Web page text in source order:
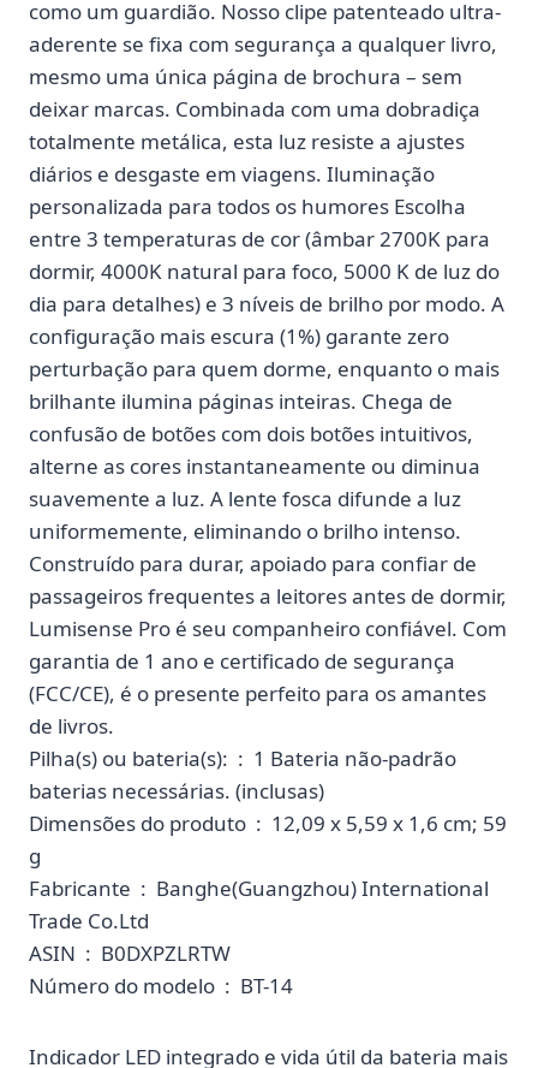
como um guardião. Nosso clipe patenteado ultra-
aderente se fixa com segurança a qualquer livro,
mesmo uma única página de brochura – sem
deixar marcas. Combinada com uma dobradiça
totalmente metálica, esta luz resiste a ajustes
diários e desgaste em viagens. Iluminação
personalizada para todos os humores Escolha
entre 3 temperaturas de cor (âmbar 2700K para
dormir, 4000K natural para foco, 5000 K de luz do
dia para detalhes) e 3 níveis de brilho por modo. A
configuração mais escura (1%) garante zero
perturbação para quem dorme, enquanto o mais
brilhante ilumina páginas inteiras. Chega de
confusão de botões com dois botões intuitivos,
alterne as cores instantaneamente ou diminua
suavemente a luz. A lente fosca difunde a luz
uniformemente, eliminando o brilho intenso.
Construído para durar, apoiado para confiar de
passageiros frequentes a leitores antes de dormir,
Lumisense Pro é seu companheiro confiável. Com
garantia de 1 ano e certificado de segurança
(FCC/CE), é o presente perfeito para os amantes
de livros.
Pilha(s) ou bateria(s): ‏ : ‎ 1 Bateria não-padrão
baterias necessárias. (inclusas)
Dimensões do produto ‏ : ‎ 12,09 x 5,59 x 1,6 cm; 59
g
Fabricante ‏ : ‎ Banghe(Guangzhou) International
Trade Co.Ltd
ASIN ‏ : ‎ B0DXPZLRTW
Número do modelo ‏ : ‎ BT-14
Indicador LED integrado e vida útil da bateria mais